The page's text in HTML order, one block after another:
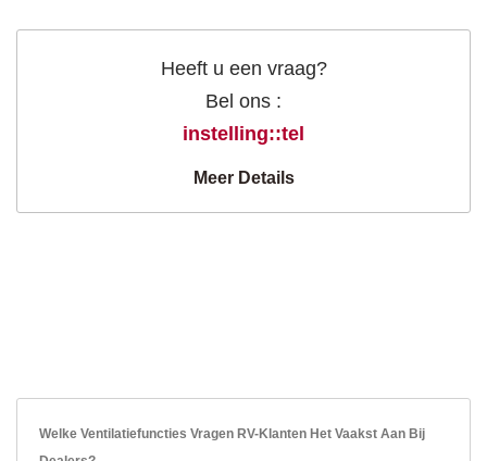
Heeft u een vraag?
Bel ons :
instelling::tel
Meer Details
Welke Ventilatiefuncties Vragen RV-Klanten Het Vaakst Aan Bij